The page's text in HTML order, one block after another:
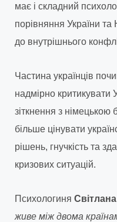
має і складний
порівняння України та
до внутрішнього
Частина українців
надмірно критикувати
зіткнення з
більше цінувати
рішень, гнучкість та
кризових ситуацій.
Психологиня
живе між двома